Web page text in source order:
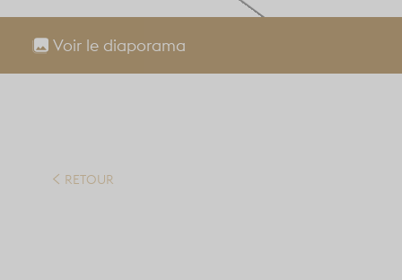
Voir le diaporama
RETOUR